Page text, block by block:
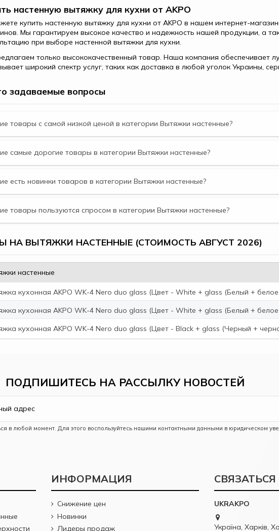
настенную вытяжку для кухни от AKPO
купить настенную вытяжку для кухни от AKPO в нашем интернет-
Мы гарантируем высокое качество и надежность нашей продукции, а
при выборе настенной вытяжки для кухни.
только высококачественный товар. Наша компания обеспечивает
широкий спектр услуг, таких как доставка в любой уголок Украины,
задаваемые вопросы
товары с самой низкой ценой в категории Вытяжки настенные?
самые дорогие товары в категории Вытяжки настенные?
есть новинки товаров в категории Вытяжки настенные?
товары пользуются спросом в категории Вытяжки настенные?
НА ВЫТЯЖКИ НАСТЕННЫЕ (СТОИМОСТЬ АВГУСТ 2026)
настенные
кухонная AKPO WK-4 Nero duo glass (Цвет - White + glass (Белый + белое
кухонная AKPO WK-4 Nero duo glass (Цвет - White + glass (Белый + белое
кухонная AKPO WK-4 Nero duo glass (Цвет - Black + glass (Черный +
ПОДПИШИТЕСЬ НА РАССЫЛКУ НОВОСТЕЙ
в любой момент. Для этого воспользуйтесь нашими контактными данными в юридическом
ИНФОРМАЦИЯ
Снижение цен
Новинки
Лидеры продаж
UKRAKPO
Україна, Харків,